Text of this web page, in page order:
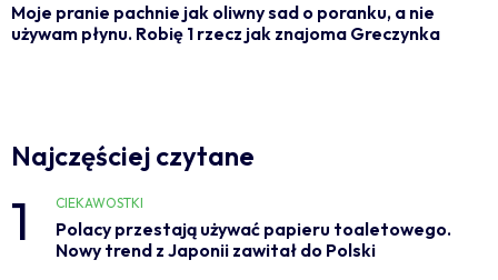
Moje pranie pachnie jak oliwny sad o poranku, a nie
używam płynu. Robię 1 rzecz jak znajoma Greczynka
Najczęściej czytane
1 CIEKAWOSTKI
Polacy przestają używać papieru toaletowego.
Nowy trend z Japonii zawitał do Polski